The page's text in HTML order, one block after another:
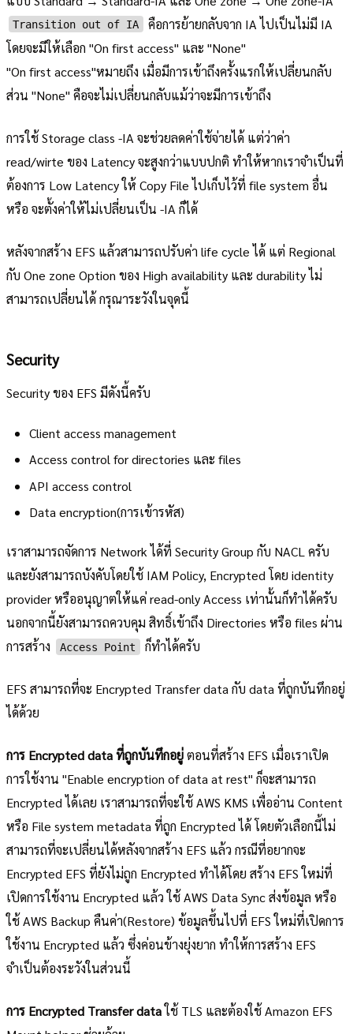
Transition out of IA
คือการย้ายกลับจาก IA ไปเป็นไม่มี IA
โดยจะมีให้เลือก "On first access" และ "None"
"On first access"หมายถึง เมื่อมีการเข้าถึงครั้งแรกให้เปลี่ยนกลับ
ส่วน "None" คือจะไม่เปลี่ยนกลับแม้ว่าจะมีการเข้าถึง
การใช้ Storage class -IA จะช่วยลดค่าใช้จ่ายได้ แต่ว่าค่า
read/wirte ของ Latency จะสูงกว่าแบบปกติ ทำให้หากเราจำเป็นที่
ต้องการ Low Latency ให้ Copy File ไปเก็บไว้ที่ file system อื่น
หรือ จะตั้งค่าให้ไม่เปลี่ยนเป็น -IA ก็ได้
หลังจากสร้าง EFS แล้วสามารถปรับค่า life cycle ได้ แต่ Regional
กับ One zone Option ของ High availability และ durability ไม่
สามารถเปลี่ยนได้ กรุณาระวังในจุดนี้
Security
Security ของ EFS มีดังนี้ครับ
Client access management
Access control for directories และ files
API access control
Data encryption(การเข้ารหัส)
เราสามารถจัดการ Network ได้ที่ Security Group กับ NACL ครับ
และยังสามารถบังคับโดยใช้ IAM Policy, Encrypted โดย identity
provider หรืออนุญาตให้แค่ read-only Access เท่านั้นก็ทำได้ครับ
นอกจากนี้ยังสามารถควบคุม สิทธิ์เข้าถึง Directories หรือ files ผ่าน
การสร้าง
Access Point ก็ทำได้ครับ
EFS สามารถที่จะ Encrypted Transfer data กับ data ที่ถูกบันทึกอยู่
ได้ด้วย
การ Encrypted data ที่ถูกบันทึกอยู่ตอนที่สร้าง EFS เมื่อเราเปิด
การใช้งาน "Enable encryption of data at rest" ก็จะสามารถ
Encrypted ได้เลย เราสามารถที่จะใช้ AWS KMS เพื่ออ่าน Content
หรือ File system metadata ที่ถูก Encrypted ได้ โดยตัวเลือกนี้ไม่
สามารถที่จะเปลี่ยนได้หลังจากสร้าง EFS แล้ว กรณีที่อยากจะ
Encrypted EFS ที่ยังไม่ถูก Encrypted ทำได้โดย สร้าง EFS ใหม่ที่
เปิดการใช้งาน Encrypted แล้ว ใช้ AWS Data Sync ส่งข้อมูล หรือ
ใช้ AWS Backup คืนค่า(Restore) ข้อมูลขึ้นไปที่ EFS ใหม่ที่เปิดการ
ใช้งาน Encrypted แล้ว ซึ่งค่อนข้างยุ่งยาก ทำให้การสร้าง EFS
จำเป็นต้องระวังในส่วนนี้
การ Encrypted Transfer dataใช้ TLS และต้องใช้ Amazon EFS